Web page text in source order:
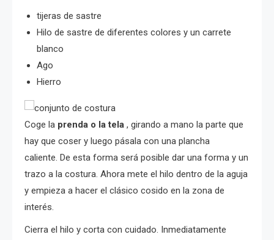
tijeras de sastre
Hilo de sastre de diferentes colores y un carrete
blanco
Ago
Hierro
Coge la prenda o la tela , girando a mano la parte que
hay que coser y luego pásala con una plancha
caliente. De esta forma será posible dar una forma y un
trazo a la costura. Ahora mete el hilo dentro de la aguja
y empieza a hacer el clásico cosido en la zona de
interés.
Cierra el hilo y corta con cuidado. Inmediatamente